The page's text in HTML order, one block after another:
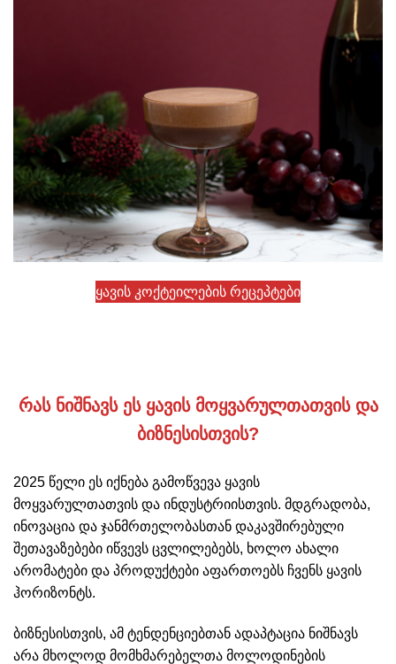
ყავის კოქტეილების რეცეპტები
რას ნიშნავს ეს ყავის მოყვარულთათვის და
ბიზნესისთვის?
2025 წელი ეს იქნება გამოწვევა ყავის
მოყვარულთათვის და ინდუსტრიისთვის. მდგრადობა,
ინოვაცია და ჯანმრთელობასთან დაკავშირებული
შეთავაზებები იწვევს ცვლილებებს, ხოლო ახალი
არომატები და პროდუქტები აფართოებს ჩვენს ყავის
ჰორიზონტს.
ბიზნესისთვის, ამ ტენდენციებთან ადაპტაცია ნიშნავს
არა მხოლოდ მომხმარებელთა მოლოდინების